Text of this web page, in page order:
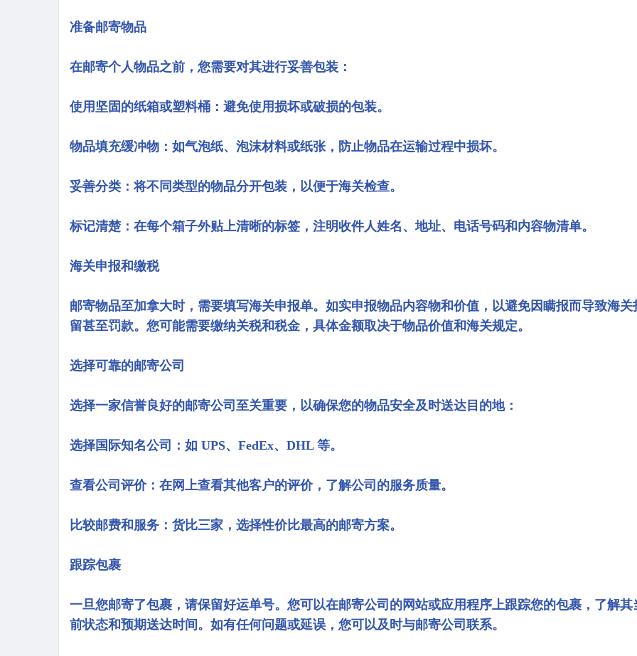
准备邮寄物品
在邮寄个人物品之前，您需要对其进行妥善包装：
使用坚固的纸箱或塑料桶：避免使用损坏或破损的包装。
物品填充缓冲物：如气泡纸、泡沫材料或纸张，防止物品在运输过程中损坏。
妥善分类：将不同类型的物品分开包装，以便于海关检查。
标记清楚：在每个箱子外贴上清晰的标签，注明收件人姓名、地址、电话号码和内容物清单。
海关申报和缴税
邮寄物品至加拿大时，需要填写海关申报单。如实申报物品内容物和价值，以避免因瞒报而导致海关
留甚至罚款。您可能需要缴纳关税和税金，具体金额取决于物品价值和海关规定。
选择可靠的邮寄公司
选择一家信誉良好的邮寄公司至关重要，以确保您的物品安全及时送达目的地：
选择国际知名公司：如 UPS、FedEx、DHL 等。
查看公司评价：在网上查看其他客户的评价，了解公司的服务质量。
比较邮费和服务：货比三家，选择性价比最高的邮寄方案。
跟踪包裹
一旦您邮寄了包裹，请保留好运单号。您可以在邮寄公司的网站或应用程序上跟踪您的包裹，了解其
前状态和预期送达时间。如有任何问题或延误，您可以及时与邮寄公司联系。